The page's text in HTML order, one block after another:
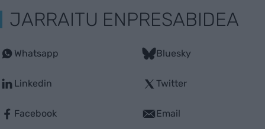
JARRAITU ENPRESABIDEA
Whatsapp
Linkedin
Facebook
Bluesky
Twitter
Email